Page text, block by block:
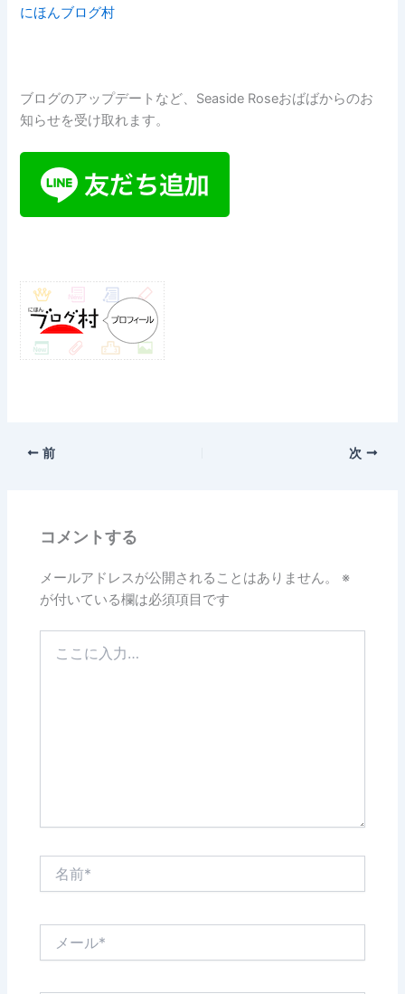
にほんブログ村
ブログのアップデートなど、Seaside Roseおばばからのお
知らせを受け取れます。
前 次
コメントする
メールアドレスが公開されることはありません。
※
が付いている欄は必須項目です